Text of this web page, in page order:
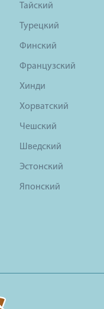
Тайский
Турецкий
Финский
Французский
Хинди
Хорватский
Чешский
Шведский
Эстонский
Японский